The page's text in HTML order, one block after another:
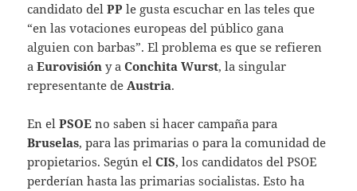
candidato delPPle gusta escuchar en las teles que
“en las votaciones europeas del público gana
alguien con barbas”. El problema es que se refieren
aEurovisión y aConchita Wurst, la singular
representante de Austria.
En elPSOEno saben si hacer campaña para
Bruselas, para las primarias o para la comunidad de
propietarios. Según elCIS, los candidatos del PSOE
perderían hasta las primarias socialistas. Esto ha